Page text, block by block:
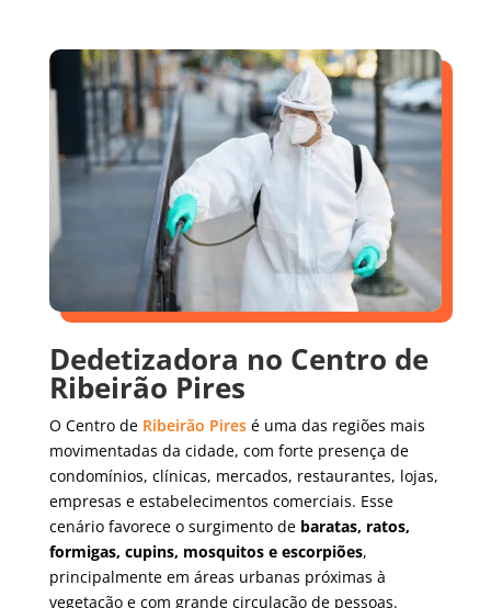
Dedetizadora no Centro de
Ribeirão Pires
O Centro de Ribeirão Piresé uma das regiões mais
movimentadas da cidade, com forte presença de
condomínios, clínicas, mercados, restaurantes, lojas,
empresas e estabelecimentos comerciais. Esse
cenário favorece o surgimento de baratas, ratos,
formigas, cupins, mosquitos e escorpiões,
principalmente em áreas urbanas próximas à
vegetação e com grande circulação de pessoas.